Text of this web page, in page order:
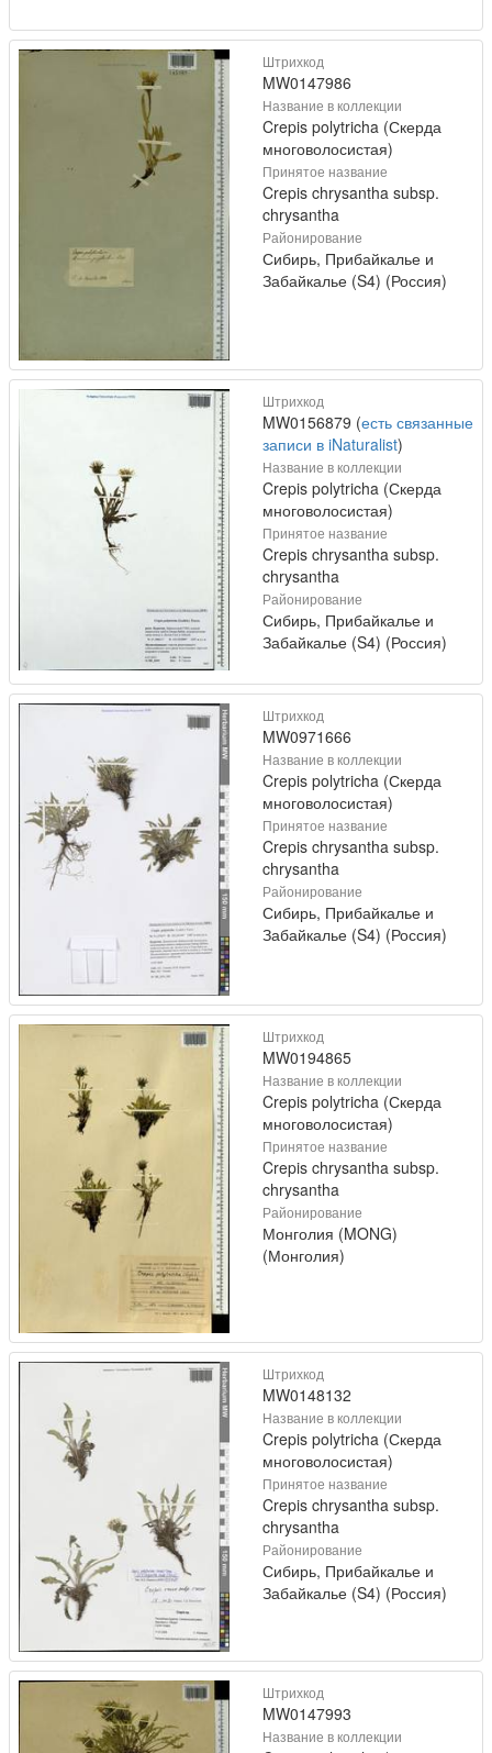
Штрихкод
MW0147986
Название в коллекции
Crepis polytricha (Скерда
многоволосистая)
Принятое название
Crepis chrysantha subsp.
chrysantha
Районирование
Сибирь, Прибайкалье и
Забайкалье (S4) (Россия)
Штрихкод
MW0156879 (есть связанные
записи в iNaturalist)
Название в коллекции
Crepis polytricha (Скерда
многоволосистая)
Принятое название
Crepis chrysantha subsp.
chrysantha
Районирование
Сибирь, Прибайкалье и
Забайкалье (S4) (Россия)
Штрихкод
MW0971666
Название в коллекции
Crepis polytricha (Скерда
многоволосистая)
Принятое название
Crepis chrysantha subsp.
chrysantha
Районирование
Сибирь, Прибайкалье и
Забайкалье (S4) (Россия)
Штрихкод
MW0194865
Название в коллекции
Crepis polytricha (Скерда
многоволосистая)
Принятое название
Crepis chrysantha subsp.
chrysantha
Районирование
Монголия (MONG)
(Монголия)
Штрихкод
MW0148132
Название в коллекции
Crepis polytricha (Скерда
многоволосистая)
Принятое название
Crepis chrysantha subsp.
chrysantha
Районирование
Сибирь, Прибайкалье и
Забайкалье (S4) (Россия)
Штрихкод
MW0147993
Название в коллекции